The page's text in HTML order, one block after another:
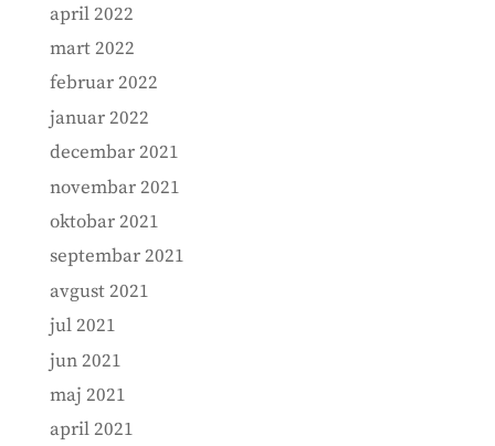
april 2022
mart 2022
februar 2022
januar 2022
decembar 2021
novembar 2021
oktobar 2021
septembar 2021
avgust 2021
jul 2021
jun 2021
maj 2021
april 2021